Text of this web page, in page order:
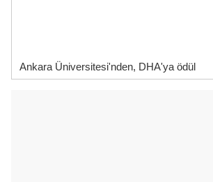
Ankara Üniversitesi'nden, DHA'ya ödül